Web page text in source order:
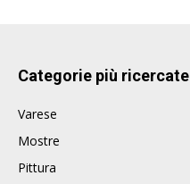
Categorie più ricercate
Varese
Mostre
Pittura